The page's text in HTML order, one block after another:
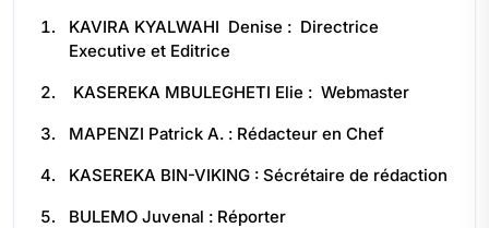
KAVIRA KYALWAHI Denise : Directrice
Executive et Editrice
KASEREKA MBULEGHETI Elie : Webmaster
MAPENZI Patrick A. : Rédacteur en Chef
KASEREKA BIN-VIKING : Sécrétaire de rédaction
BULEMO Juvenal : Réporter